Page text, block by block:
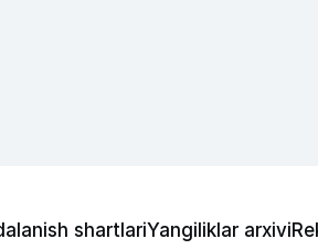
shartlariYangiliklar arxivi